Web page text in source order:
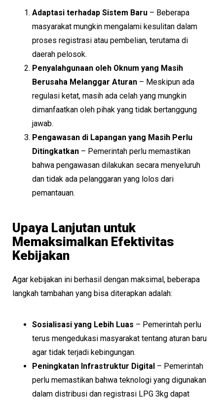
Adaptasi terhadap Sistem Baru – Beberapa
masyarakat mungkin mengalami kesulitan dalam
proses registrasi atau pembelian, terutama di
daerah pelosok.
Penyalahgunaan oleh Oknum yang Masih
Berusaha Melanggar Aturan – Meskipun ada
regulasi ketat, masih ada celah yang mungkin
dimanfaatkan oleh pihak yang tidak bertanggung
jawab.
Pengawasan di Lapangan yang Masih Perlu
Ditingkatkan – Pemerintah perlu memastikan
bahwa pengawasan dilakukan secara menyeluruh
dan tidak ada pelanggaran yang lolos dari
pemantauan.
Upaya Lanjutan untuk
Memaksimalkan Efektivitas
Kebijakan
Agar kebijakan ini berhasil dengan maksimal, beberapa
langkah tambahan yang bisa diterapkan adalah:
Sosialisasi yang Lebih Luas – Pemerintah perlu
terus mengedukasi masyarakat tentang aturan baru
agar tidak terjadi kebingungan.
Peningkatan Infrastruktur Digital – Pemerintah
perlu memastikan bahwa teknologi yang digunakan
dalam distribusi dan registrasi LPG 3kg dapat